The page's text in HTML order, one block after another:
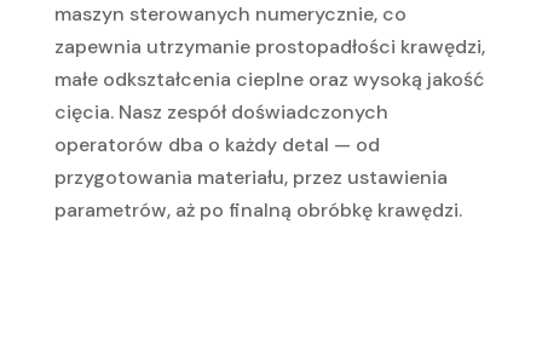
maszyn sterowanych numerycznie, co
zapewnia utrzymanie prostopadłości krawędzi,
małe odkształcenia cieplne oraz wysoką jakość
cięcia. Nasz zespół doświadczonych
operatorów dba o każdy detal — od
przygotowania materiału, przez ustawienia
parametrów, aż po finalną obróbkę krawędzi.